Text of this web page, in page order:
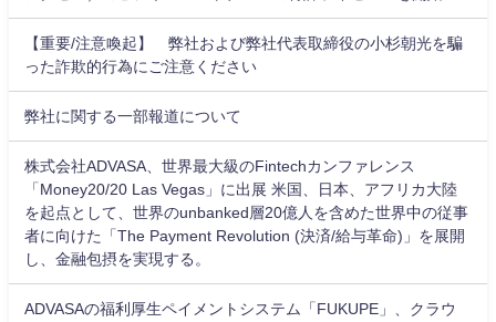
【重要/注意喚起】 弊社および弊社代表取締役の小杉朝光を騙
った詐欺的行為にご注意ください
弊社に関する一部報道について
株式会社ADVASA、世界最大級のFintechカンファレンス
「Money20/20 Las Vegas」に出展 米国、日本、アフリカ大陸
を起点として、世界のunbanked層20億人を含めた世界中の従事
者に向けた「The Payment Revolution (決済/給与革命)」を展開
し、金融包摂を実現する。
ADVASAの福利厚生ペイメントシステム「FUKUPE」、クラウ